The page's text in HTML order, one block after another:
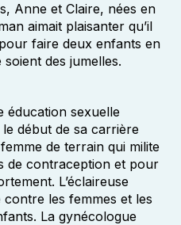
Anne et Claire, nées en
aimait plaisanter qu’il
faire deux enfants en
soient des jumelles.
éducation sexuelle
début de sa carrière
de terrain qui milite
de contraception et pour
L’éclaireuse
les femmes et les
La gynécologue